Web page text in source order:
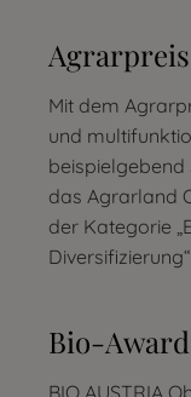
Agrarpreis
Mit dem
und
das Agrarland
der Kategorie
Bio-
BIO AUSTRIA